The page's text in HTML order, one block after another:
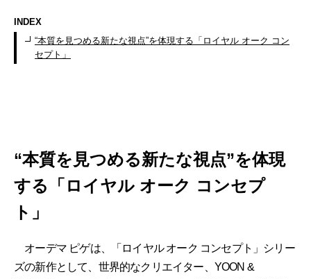
INDEX
“本質を見つめる新たな視点”を体現する「ロイヤル オーク コン
セプト」
“本質を見つめる新たな視点”を体現
する「ロイヤル オーク コンセプ
ト」
オーデマ ピゲは、「ロイヤル オーク コンセプト」シリー
ズの新作として、世界的なクリエイター、YOON &